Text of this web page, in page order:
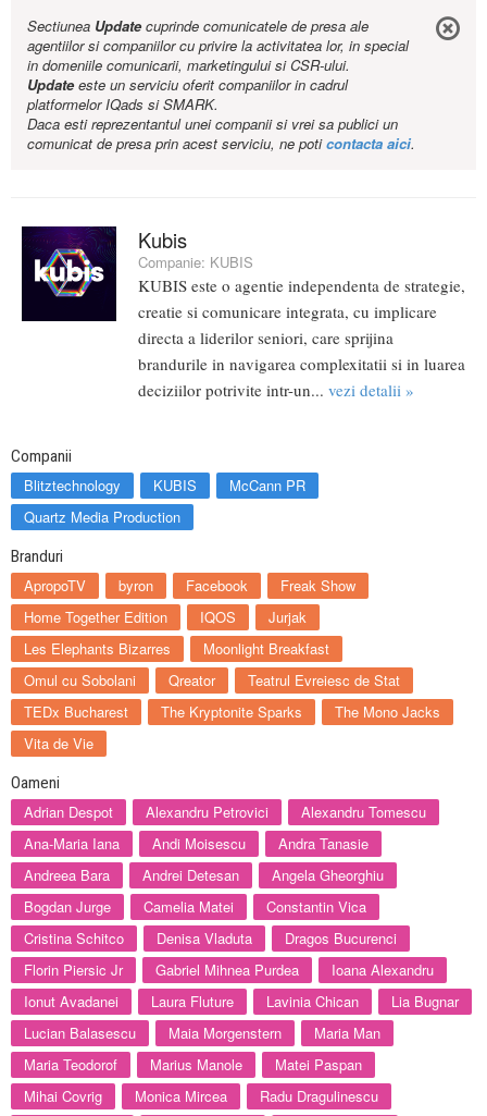
Sectiunea Updatecuprinde comunicatele de presa ale
agentiilor si companiilor cu privire la activitatea lor, in special
in domeniile comunicarii, marketingului si CSR-ului.
Updateeste un serviciu oferit companiilor in cadrul
platformelor IQads si SMARK.
Daca esti reprezentantul unei companii si vrei sa publici un
comunicat de presa prin acest serviciu, ne poticontacta aici.
Kubis
Companie: KUBIS
KUBIS este o agentie independenta de strategie,
creatie si comunicare integrata, cu implicare
directa a liderilor seniori, care sprijina
brandurile in navigarea complexitatii si in luarea
deciziilor potrivite intr-un... vezi detalii »
Companii
Blitztechnology KUBIS
McCann PR
Quartz Media Production
Branduri
ApropoTV byron Facebook
Freak Show
Home Together Edition
IQOS
Jurjak
Les Elephants Bizarres
Moonlight Breakfast
Omul cu Sobolani
Qreator
Teatrul Evreiesc de Stat
TEDx Bucharest
The Kryptonite Sparks
The Mono Jacks
Vita de Vie
Oameni
Adrian Despot Alexandru Petrovici
Alexandru Tomescu
Ana-Maria Iana
Andi Moisescu
Andra Tanasie
Andreea Bara
Andrei Detesan
Angela Gheorghiu
Bogdan Jurge
Camelia Matei
Constantin Vica
Cristina Schitco
Denisa Vladuta
Dragos Bucurenci
Florin Piersic Jr
Gabriel Mihnea Purdea
Ioana Alexandru
Ionut Avadanei
Laura Fluture Lavinia Chican
Lia Bugnar
Lucian Balasescu
Maia Morgenstern
Maria Man
Maria Teodorof
Marius Manole
Matei Paspan
Mihai Covrig
Monica Mircea
Radu Dragulinescu